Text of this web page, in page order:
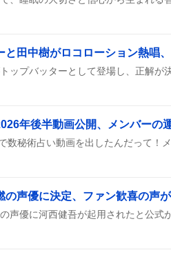
の声優に決定、ファン歓喜の声